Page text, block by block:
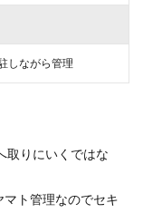
しながら管理
取りにいくではな
ト管理なのでセキ